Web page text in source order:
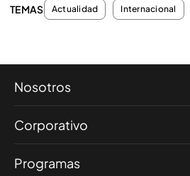
TEMAS Actualidad Internacional
Nosotros
Corporativo
Programas